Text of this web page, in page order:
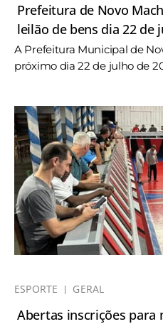
Prefeitura de Novo
leilão de bens dia 22 de
A Prefeitura Municipal de
próximo dia 22 de julho de
ESPORTE GERAL
Abertas inscrições para